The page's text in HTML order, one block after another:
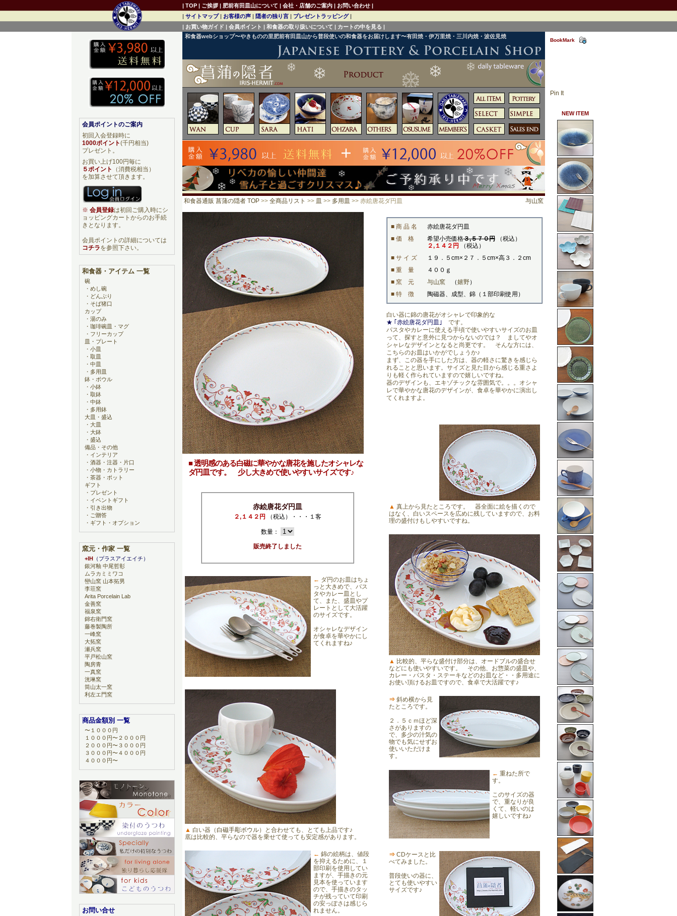
和食器webショップ〜やきものの里肥前有田皿山から普段使いの和食器をお届けします〜有田焼・伊万里焼・三川内焼・波佐見焼
和食器通販 菖蒲の隠者 TOP >> 全商品リスト >> 皿 >> 多用皿 >> 赤絵唐花ダ円皿 与山窯
■ 商 品 名
赤絵唐花ダ円皿
■ 価 格
希望小売価格３,５７０円 （税込）
２,１４２円
（税込）
■ サ イ ズ
１９．５cm×２７．５cm×高３．２cm
■ 重 量
４００ｇ
■ 窯 元
与山窯 （嬉野）
■ 特 徴
陶磁器、成型、錦（１部印刷使用）
白い器に錦の唐花がオシャレで印象的な
★ ｢赤絵唐花ダ円皿｣ です。
パスタやカレーに使える手頃で使いやすいサイズのお皿
って、探すと意外に見つからないのでは？ ましてやオ
シャレなデザインとなると尚更です。 そんな方には、
こちらのお皿はいかがでしょうか♪
まず、この器を手にした方は、器の軽さに驚きを感じら
れることと思います。サイズと見た目から感じる重さよ
りも軽く作られていますので嬉しいですね。
器のデザインも、エキゾチックな雰囲気で。。。オシャ
レで華やかな唐花のデザインが、食卓を華やかに演出し
てくれますよ。
▲ 真上から見たところです。 器全面に絵を描くので
はなく、白いスペースを広めに残していますので、お料
理の盛付けもしやすいですね。
▲ 比較的、平らな盛付け部分は、オードブルの盛合せ
などにも使いやすいです。 その他、お惣菜の盛皿や、
カレー・パスタ・ステーキなどのお皿など・・多用途に
お使い頂けるお皿ですので、食卓で大活躍です♪
⇒ 斜め横から見
たところです。
２．５ｃｍほど深
さがありますの
で、多少の汁気の
物でも気にせずお
使いいただけま
す。
← 重ねた所で
す。
このサイズの器
で、重なりが良
くて、軽いのは
嬉しいですね♪
⇒ CDケースと比
べてみました。
普段使いの器に、
とても使いやすい
サイズです♪
■ 透明感のある白磁に華やかな唐花を施したオシャレな
ダ円皿です。 少し大きめで使いやすいサイズです♪
赤絵唐花ダ円皿
２,１４２円 （税込）・・・１客
数量：
販売終了しました
← ダ円のお皿はちょ
っと大きめで、パス
タやカレー皿とし
て、また、盛皿やプ
レートとして大活躍
のサイズです。
オシャレなデザイン
が食卓を華やかにし
てくれますね♪
▲ 白い器（ 白磁手彫ボウル）と合わせても、とても上品です♪
底は比較的、平らなので器を乗せて使っても安定感があります。
← 錦の絵柄は、値段
を抑えるために、１
部印刷を使用してい
ますが、手描きの元
見本を使っています
ので、手描きのタッ
チが残っていて印刷
の安っぽさは感じら
れません。
BookMark
Pin It
NEW ITEM
会員ポイントのご案内
初回入会登録時に
1000ポイント(千円相当)
プレゼント。
お買い上げ100円毎に
５ポイント
（消費税相当）
を加算させて頂きます。
※ 会員登録は初回ご購入時にシ
ョッピングカートからのお手続
きとなります。
会員ポイントの詳細については
コチラを参照下さい。
和食器・アイテム 一覧
碗
・ めし碗
・ どんぶり
・ そば猪口
カップ
・ 湯のみ
・ 珈琲碗皿・マグ
・ フリーカップ
皿・プレート
・ 小皿
・ 取皿
・ 中皿
・ 多用皿
鉢・ボウル
・ 小鉢
・ 取鉢
・ 中鉢
・ 多用鉢
大皿・盛込
・ 大皿
・ 大鉢
・ 盛込
備品・その他
・ インテリア
・ 酒器・注器・片口
・ 小物・カトラリー
・ 茶器・ポット
ギフト
・ プレゼント
・ イベントギフト
・ 引き出物
・ ご贈答
・ ギフト・オプション
窯元・作家 一覧
+IH （プラスアイエイチ）
銀河釉 中尾哲彰
ムラカミミワコ
巒山窯 山本拓男
李荘窯
Arita Porcelain Lab
金善窯
福泉窯
錦右衛門窯
藤巻製陶所
一峰窯
大拓窯
瀬兵窯
平戸松山窯
陶房青
一真窯
洸琳窯
筒山太一窯
利左エ門窯
商品金額別 一覧
〜１０００円
１０００円〜２０００円
２０００円〜３０００円
３０００円〜４０００円
４０００円〜
お問い合せ
| TOP | ご挨拶 | 肥前有田皿山について | 会社・店舗のご案内 | お問い合わせ |
| サイトマップ| お客様の声 | 隠者の独り言 | プレゼントラッピング|
| お買い物ガイド | 会員ポイント | 和食器の取り扱いについて | カートの中を見る |